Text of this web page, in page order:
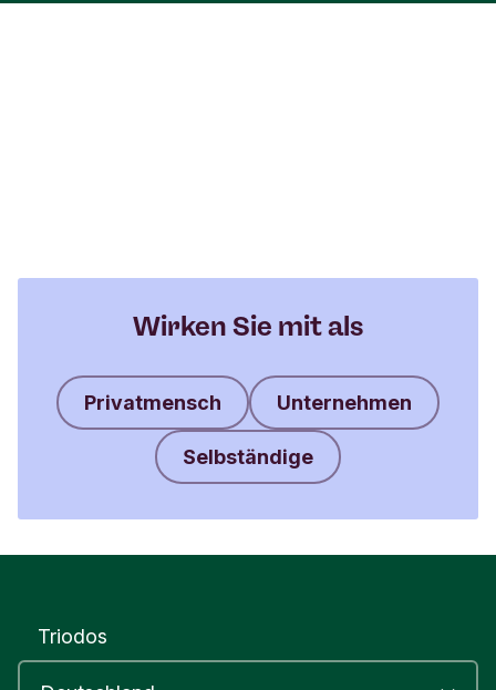
Wirken Sie mit als
Privatmensch Unternehmen
Selbständige
Triodos